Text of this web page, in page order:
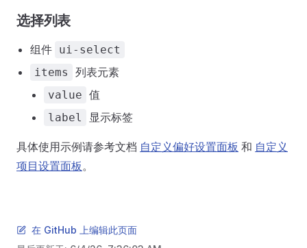
选择列表
组件 ui-select
items
列表元素
value 值
label 显示标签
具体使用示例请参考文档 自定义偏好设置面板 和 自定义
项目设置面板 。
在 GitHub 上编辑此页面